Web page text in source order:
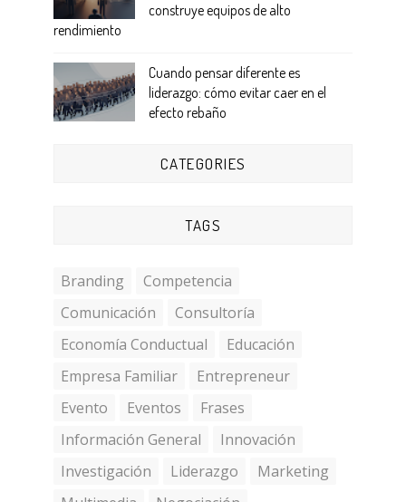
construye equipos de alto
rendimiento
Cuando pensar diferente es
liderazgo: cómo evitar caer en el
efecto rebaño
CATEGORIES
TAGS
Branding
Competencia
Comunicación
Consultoría
Economía Conductual
Educación
Empresa Familiar
Entrepreneur
Evento
Eventos
Frases
Información General
Innovación
Investigación
Liderazgo
Marketing